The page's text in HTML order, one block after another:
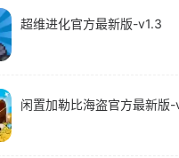
超维进化官方最新版-v1.3
闲置加勒比海盗官方最新版-